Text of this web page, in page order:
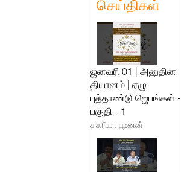
செய்திகள்
ஜனவரி 01 | அனுதின
தியானம் | ஏழு
புத்தாண்டு ஜெபங்கள் -
பகுதி - 1
சகரியா பூணன்